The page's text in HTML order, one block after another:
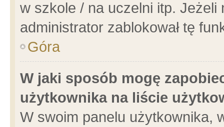
w szkole / na uczelni itp.
administrator zablokował tę
Góra
W jaki sposób mogę
użytkownika na liście
W swoim panelu użytkownika,